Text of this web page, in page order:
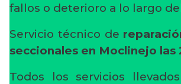
fallos o deterioro a lo largo
Servicio técnico de
seccionales en Moclinejo las
Todos los servicios